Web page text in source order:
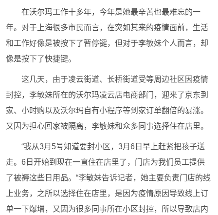
在沃尔玛工作十多年，今年是她最辛苦也最难忘的一
年。对于上海很多市民而言，在突如其来的疫情面前，生活
和工作好像是被按下了暂停键，但对于李敏妹个人而言，却
像是按下了快捷键。
这几天，由于凌云街道、长桥街道受等周边社区因疫情
封控，李敏妹所在的沃尔玛凌云店电商部门，迎来了京东到
家、小时购以及沃尔玛自有小程序等到家订单翻倍的暴涨。
又因为担心回家被隔离，李敏妹和众多同事选择住在店里。
“我从3月5号知道要封小区，3月6日早上赶紧把孩子送
走。6日开始到现在一直住在店里了，门店为我们员工提供
了被褥这些日用品。“李敏妹告诉记者，她主要负责门店的线
上业务，之所以选择住在店里，是因为疫情原因导致线上订
单一下爆增，又因为很多同事所在小区封控，所以导致店内